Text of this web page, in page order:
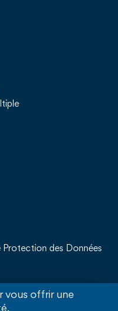
des Données
vous offrir une